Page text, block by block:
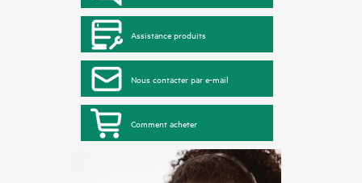
Assistance produits
Nous contacter par e-mail
Comment acheter